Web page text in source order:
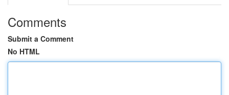
Comments
Submit a Comment
No HTML